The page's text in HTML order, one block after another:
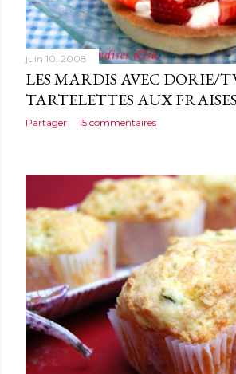
juin 10, 2008
LES MARDIS AVEC DORIE/
TARTELETTES AUX
Partager 15 commentaires